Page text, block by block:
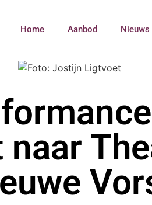
Home Aanbod Nieuws